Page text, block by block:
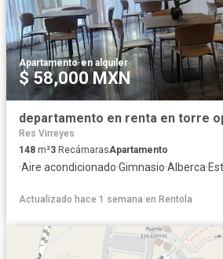
Apartamento·en alquiler
$ 58,000 MXN
departamento en renta en torre
Res Virreyes
148 m²3 RecámarasApartamento
·Aire acondicionado·Gimnasio·Alberca·
Actualizado hace 1 semana en Rentola